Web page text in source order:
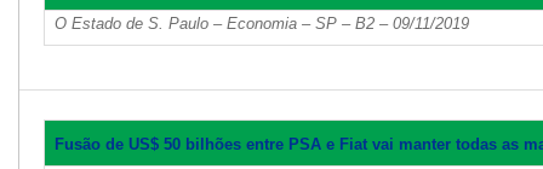
O Estado de S. Paulo – Economia – SP – B2 – 09/11/2019
Fusão de US$ 50 bilhões entre PSA e Fiat vai manter todas as